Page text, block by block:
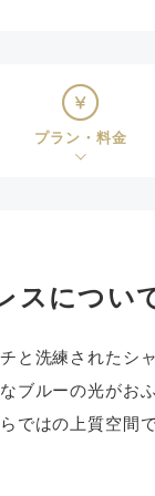
プラン・料金
スについ
と洗練されたシ
ブルーの光がお
ではの上質空間